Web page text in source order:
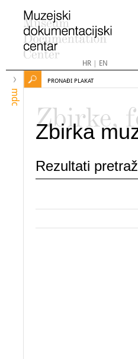
HR| EN
mdc
PRONAĐI PLAKAT
Zbirke,
Zbirka
Rezultati